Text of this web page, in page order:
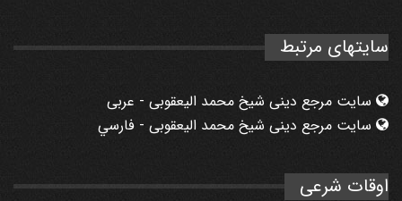
سایتهای مرتبط
سایت مرجع دینی شیخ محمد الیعقوبی - عربی
سایت مرجع دینی شیخ محمد الیعقوبی - فارسي
اوقات شرعی